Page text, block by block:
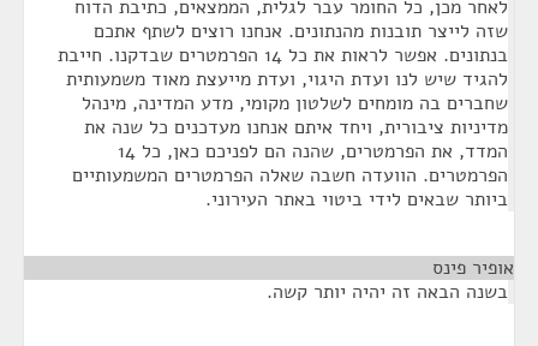
לאחר מכן, כל החומר עבר לגלית, הממצאים, כתיבת הדוח
שזה לייצר תובנות מהנתונים. אנחנו רוצים לשתף אתכם
בנתונים. אפשר לראות את כל 14 הפרמטרים שבדקנו. חייבת
להגיד שיש לנו ועדת היגוי, ועדת מייעצת מאוד משמעותית
שחברים בה מומחים לשלטון מקומי, מדע המדינה, מינהל
מדיניות ציבורית, ויחד איתם אנחנו מעדכנים כל שנה את
המדד, את הפרמטרים, שהנה הם לפניכם כאן, כל 14
הפרמטרים. הוועדה חשבה שאלה הפרמטרים המשמעותיים
ביותר שבאים לידי ביטוי באתר העירוני.
אופיר פינס
בשנה הבאה זה יהיה יותר קשה.